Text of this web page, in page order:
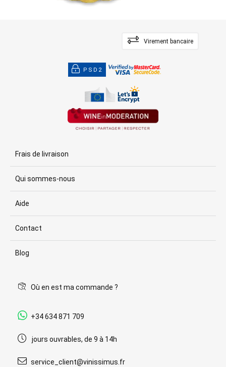
Virement bancaire
PSD2
Frais de livraison
Qui sommes-nous
Aide
Contact
Blog
Où en est ma commande ?
+34 634 871 709
jours ouvrables, de 9 à 14h
service_client@vinissimus.fr